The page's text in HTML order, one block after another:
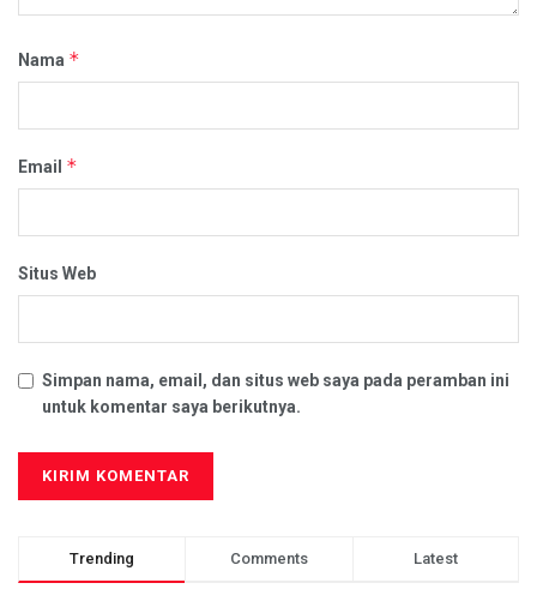
Nama *
Email *
Situs Web
Simpan nama, email, dan situs web saya pada peramban ini
untuk komentar saya berikutnya.
Trending Comments Latest